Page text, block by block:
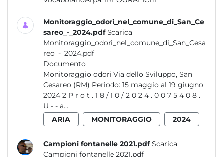
Monitoraggio_odori_nel_comune_di_San_Ce
sareo_-_2024.pdf Scarica
Monitoraggio_odori_nel_comune_di_San_Cesa
reo_-_2024.pdf
Documento
Monitoraggio odori Via dello Sviluppo, San
Cesareo (RM) Periodo: 15 maggio al 19 giugno
2024 2 P r o t . 1 8 / 1 0 / 2 0 2 4 . 0 0 7 5 4 0 8 .
U - - a...
ARIA
MONITORAGGIO 2024
Campioni fontanelle 2021.pdf Scarica
Campioni fontanelle 2021.pdf